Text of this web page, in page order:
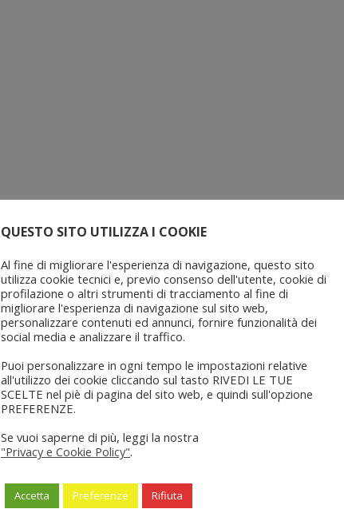
QUESTO SITO UTILIZZA I COOKIE
Al fine di migliorare l'esperienza di navigazione, questo sito
utilizza cookie tecnici e, previo consenso dell'utente, cookie di
profilazione o altri strumenti di tracciamento al fine di
migliorare l'esperienza di navigazione sul sito web,
personalizzare contenuti ed annunci, fornire funzionalità dei
social media e analizzare il traffico.
Puoi personalizzare in ogni tempo le impostazioni relative
all'utilizzo dei cookie cliccando sul tasto RIVEDI LE TUE
SCELTE nel piè di pagina del sito web, e quindi sull'opzione
PREFERENZE.
Se vuoi saperne di più, leggi la nostra
"Privacy e Cookie Policy".
Accetta Preferenze Rifiuta